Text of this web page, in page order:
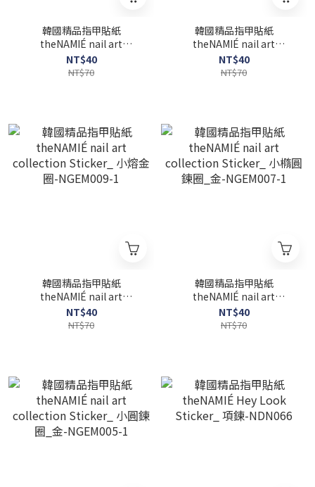
韓國精品指甲貼紙
theNAMIÉ nail art
collection Sticker_ 中雪花
_金-NGEM035-1
NT$40
NT$70
韓國精品指甲貼紙
theNAMIÉ nail art
collection Sticker_ 小雪花
_銀-NGEM031-2
NT$40
NT$70
韓國精品指甲貼紙
theNAMIÉ nail art
collection Sticker_ 小熔金
圈-NGEM009-1
NT$40
NT$70
韓國精品指甲貼紙
theNAMIÉ nail art
collection Sticker_ 小橢圓
鍊圈_金-NGEM007-1
NT$40
NT$70